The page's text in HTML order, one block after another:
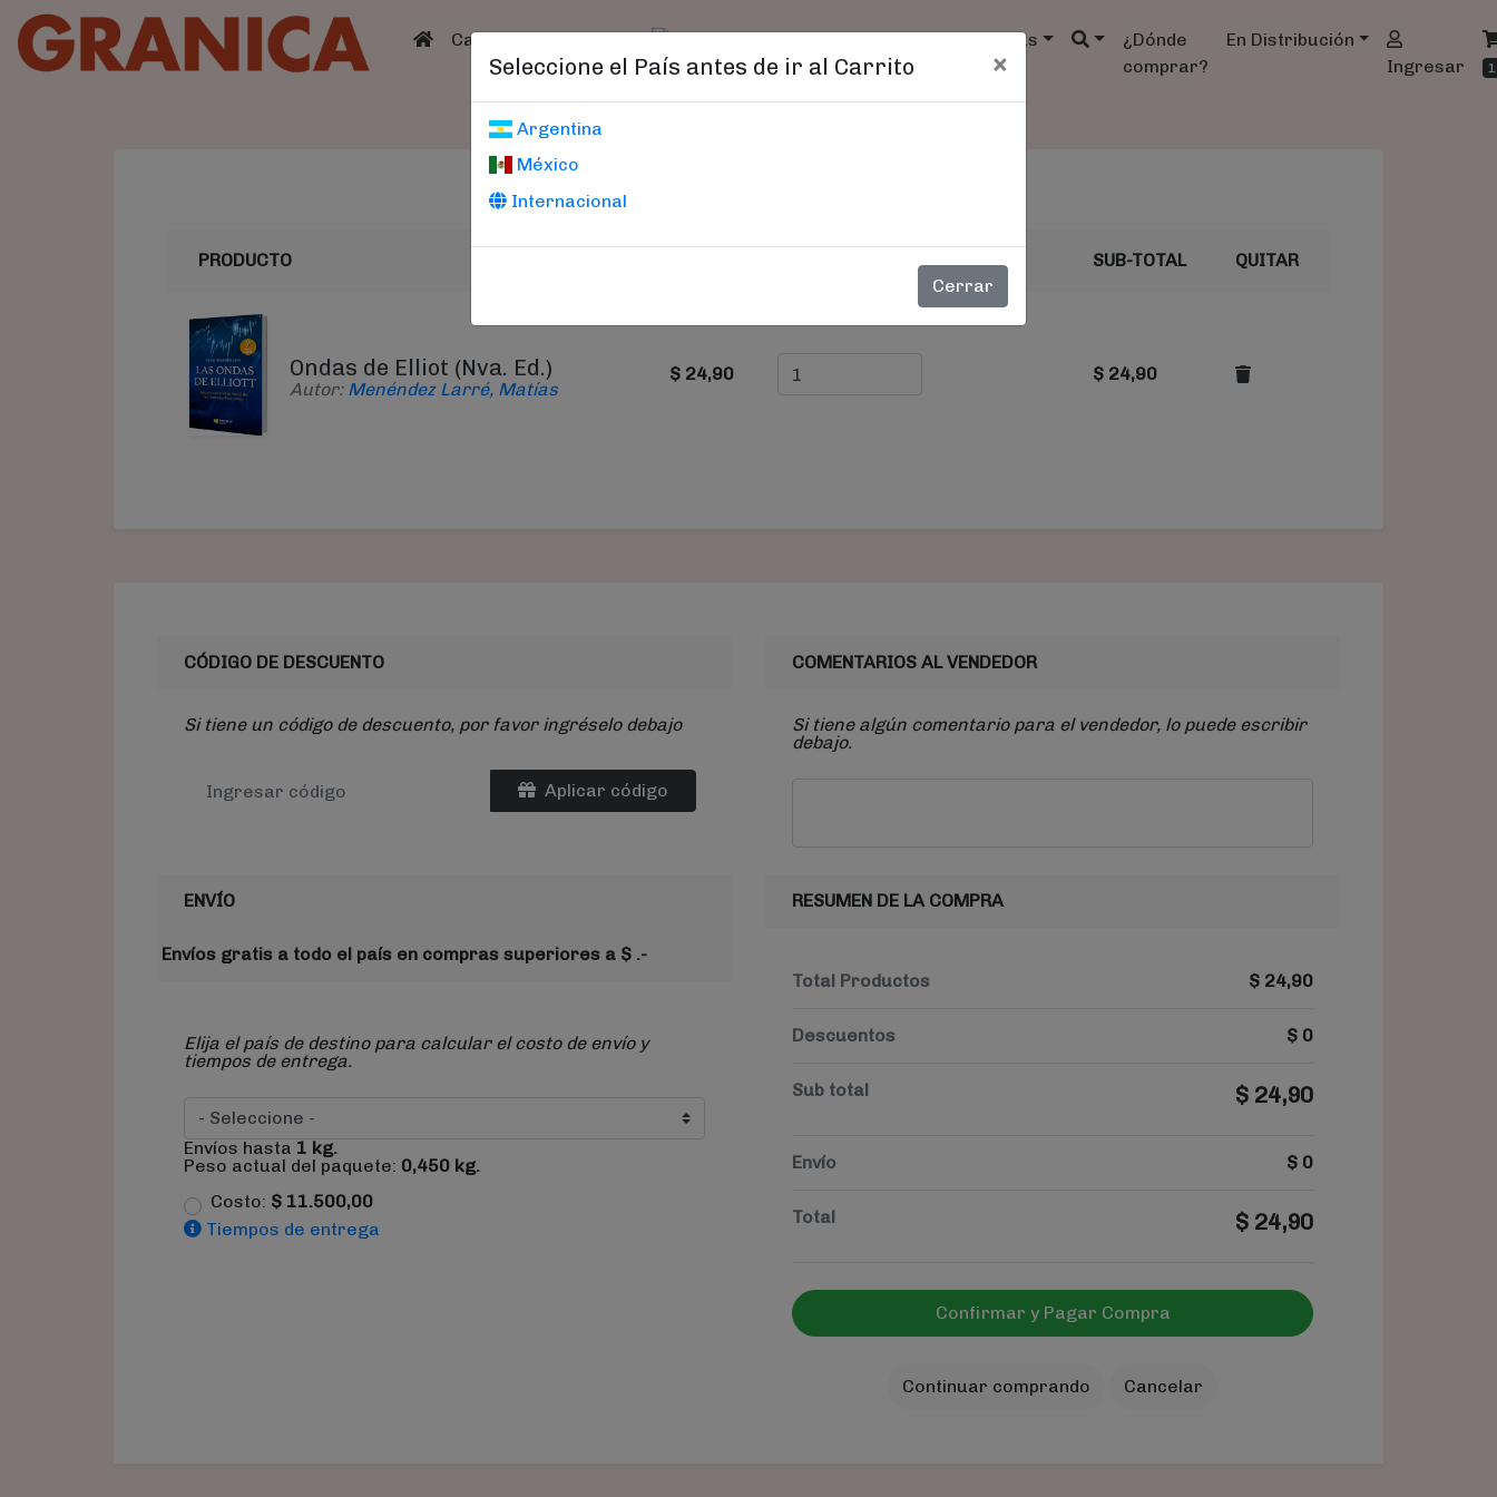
(current)
Catálogo Catálogo Agendas
¿Dónde
comprar?
En Distribución
Ingresar
1
Seleccione el País antes de ir al Carrito ×
Argentina
México
Internacional
Cerrar
Carrito De Compras
PRODUCTO SUB-TOTAL QUITAR
Ondas de Elliot (Nva. Ed.)
Autor: Menéndez Larré, Matías
$ 24,90 $ 24,90
CÓDIGO DE DESCUENTO
Si tiene un código de descuento, por favor ingréselo debajo
Aplicar código
ENVÍO
Envíos gratis a todo el país en compras superiores a $ .-
Elija el país de destino para calcular el costo de envío y
tiempos de entrega.
Envíos hasta 1 kg.
Peso actual del paquete: 0,450 kg.
Costo: $ 11.500,00
Tiempos de entrega
COMENTARIOS AL VENDEDOR
Si tiene algún comentario para el vendedor, lo puede escribir
debajo.
RESUMEN DE LA COMPRA
Total Productos $ 24,90
Descuentos $ 0
Sub total $ 24,90
Envío $ 0
Total $ 24,90
Confirmar y Pagar Compra
Continuar comprando Cancelar